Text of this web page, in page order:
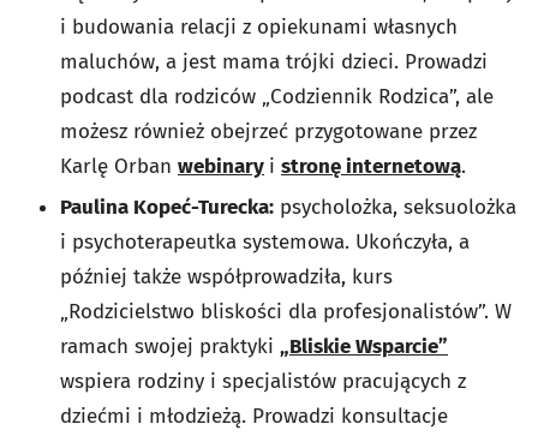
i budowania relacji z opiekunami własnych
maluchów, a jest mama trójki dzieci. Prowadzi
podcast dla rodziców „Codziennik Rodzica”, ale
możesz również obejrzeć przygotowane przez
Karlę Orban webinary i stronę internetową.
Paulina Kopeć-Turecka: psycholożka, seksuolożka
i psychoterapeutka systemowa. Ukończyła, a
później także współprowadziła, kurs
„Rodzicielstwo bliskości dla profesjonalistów”. W
ramach swojej praktyki „Bliskie Wsparcie”
wspiera rodziny i specjalistów pracujących z
dziećmi i młodzieżą. Prowadzi konsultacje